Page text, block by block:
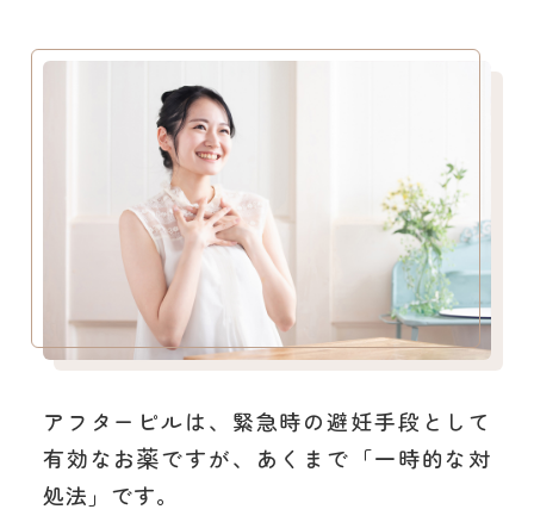
アフターピルは、緊急時の避妊手段として
有効なお薬ですが、あくまで「一時的な対
処法」です。